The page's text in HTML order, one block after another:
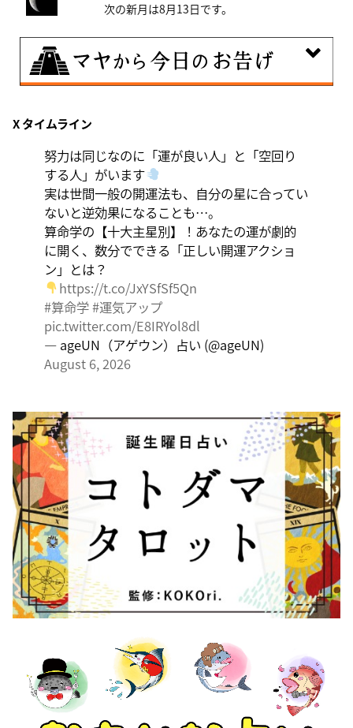
次の新月は8月13日です。
興味のある分野で、熟練を志す日。なんとなくではな
す。
X タイムライン
努力は同じなのに「運が良い人」と「空回り
する人」がいます
実は世間一般の開運法も、自分の星に合ってい
ないと逆効果になることも…。
算命学の【十大主星別】！あなたの運が劇的
に開く、数分でできる「正しい開運アクショ
ン」とは？
https://t.co/JxYSfSf5Qn
#算命学#運気アップ
pic.twitter.com/E8IRYol8dl
— ageUN（アゲウン）占い (@ageUN)
August 6, 2026